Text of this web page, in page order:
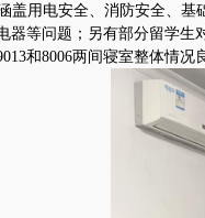
盖用电安全、消防安全、基
器等问题；另有部分留学
和8006两间寝室整体情况